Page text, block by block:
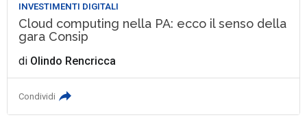
INVESTIMENTI DIGITALI
Cloud computing nella PA: ecco il senso della
gara Consip
di Olindo Rencricca
Condividi